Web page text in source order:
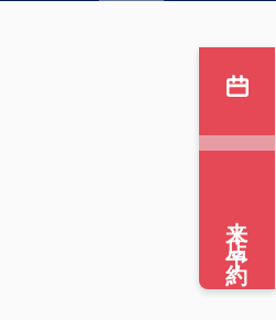
来店予約